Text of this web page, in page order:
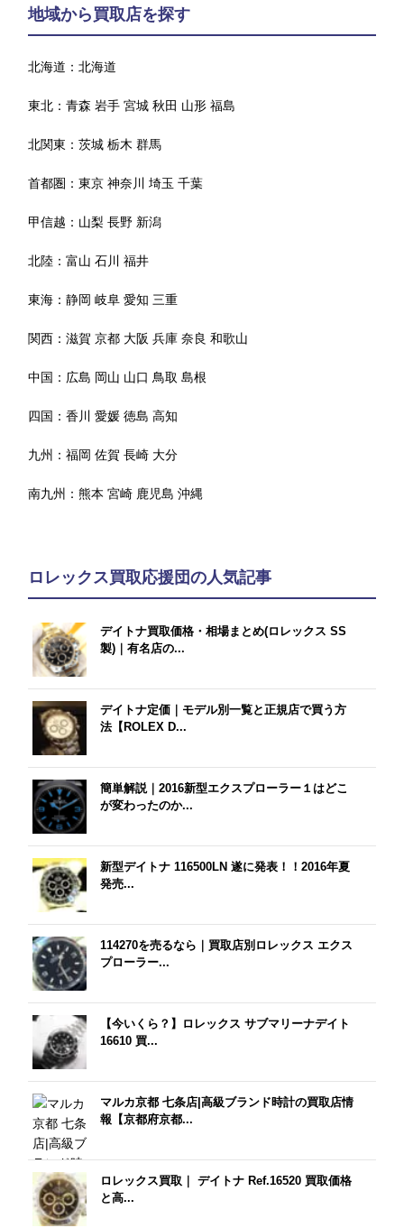
地域から買取店を探す
北海道：北海道
東北：青森 岩手 宮城 秋田 山形 福島
北関東：茨城 栃木 群馬
首都圏：東京 神奈川 埼玉 千葉
甲信越： 山梨 長野 新潟
北陸：富山 石川 福井
東海：静岡 岐阜 愛知 三重
関西：滋賀 京都 大阪 兵庫 奈良 和歌山
中国： 広島 岡山 山口 鳥取 島根
四国：香川 愛媛 徳島 高知
九州：福岡 佐賀 長崎 大分
南九州：熊本 宮崎 鹿児島 沖縄
ロレックス買取応援団の人気記事
デイトナ買取価格・相場まとめ(ロレックス SS
製)｜有名店の...
デイトナ定価｜モデル別一覧と正規店で買う方
法【ROLEX D...
簡単解説｜2016新型エクスプローラー１はどこ
が変わったのか...
新型デイトナ 116500LN 遂に発表！！2016年夏
発売...
114270を売るなら｜買取店別ロレックス エクス
プローラー...
【今いくら？】ロレックス サブマリーナデイト
16610 買...
マルカ京都 七条店|高級ブランド時計の買取店情
報【京都府京都...
ロレックス買取｜ デイトナ Ref.16520 買取価格
と高...